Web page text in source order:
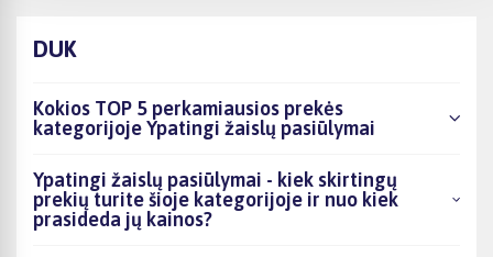
DUK
Kokios TOP 5 perkamiausios prekės
kategorijoje Ypatingi žaislų pasiūlymai
Ypatingi žaislų pasiūlymai - kiek skirtingų
prekių turite šioje kategorijoje ir nuo kiek
prasideda jų kainos?